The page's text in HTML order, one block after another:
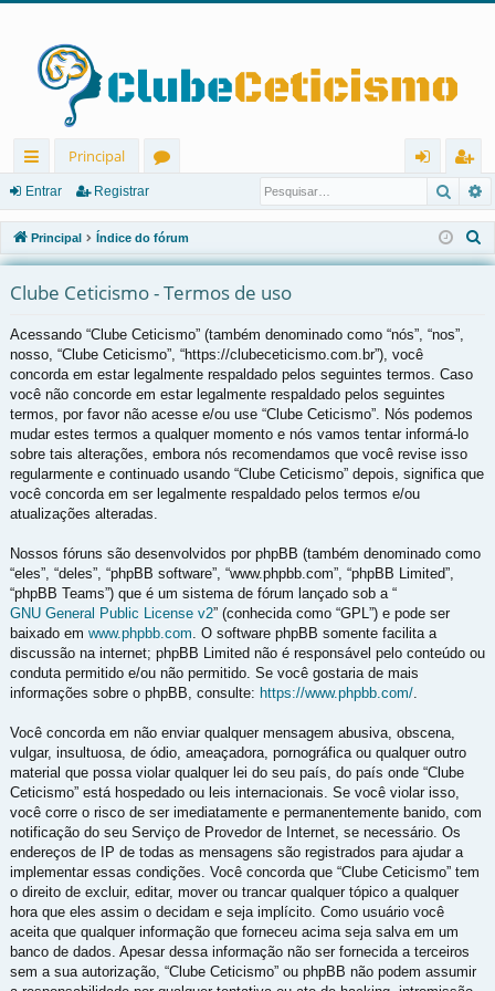
in
ks
rá
pi
d
os
Principal
u
ns
ra
r
eg
ist
ra
Entrar Registrar
Principal Índice do fórum
e
Clube Ceticismo - Termos de uso
Acessando “Clube Ceticismo” (também denominado como “nós”, “nos”,
nosso, “Clube Ceticismo”, “https://clubeceticismo.com.br”), você
concorda em estar legalmente respaldado pelos seguintes termos. Caso
você não concorde em estar legalmente respaldado pelos seguintes
termos, por favor não acesse e/ou use “Clube Ceticismo”. Nós podemos
mudar estes termos a qualquer momento e nós vamos tentar informá-lo
sobre tais alterações, embora nós recomendamos que você revise isso
regularmente e continuado usando “Clube Ceticismo” depois, significa que
você concorda em ser legalmente respaldado pelos termos e/ou
atualizações alteradas.
Nossos fóruns são desenvolvidos por phpBB (também denominado como
“eles”, “deles”, “phpBB software”, “www.phpbb.com”, “phpBB Limited”,
“phpBB Teams”) que é um sistema de fórum lançado sob a “
GNU General Public License v2” (conhecida como “GPL”) e pode ser
baixado em www.phpbb.com . O software phpBB somente facilita a
discussão na internet; phpBB Limited não é responsável pelo conteúdo ou
conduta permitido e/ou não permitido. Se você gostaria de mais
informações sobre o phpBB, consulte: https://www.phpbb.com/
Você concorda em não enviar qualquer mensagem abusiva, obscena,
vulgar, insultuosa, de ódio, ameaçadora, pornográfica ou qualquer outro
material que possa violar qualquer lei do seu país, do país onde “Clube
Ceticismo” está hospedado ou leis internacionais. Se você violar isso,
você corre o risco de ser imediatamente e permanentemente banido, com
notificação do seu Serviço de Provedor de Internet, se necessário. Os
endereços de IP de todas as mensagens são registrados para ajudar a
implementar essas condições. Você concorda que “Clube Ceticismo” tem
o direito de excluir, editar, mover ou trancar qualquer tópico a qualquer
hora que eles assim o decidam e seja implícito. Como usuário você
aceita que qualquer informação que forneceu acima seja salva em um
banco de dados. Apesar dessa informação não ser fornecida a terceiros
sem a sua autorização, “Clube Ceticismo” ou phpBB não podem assumir